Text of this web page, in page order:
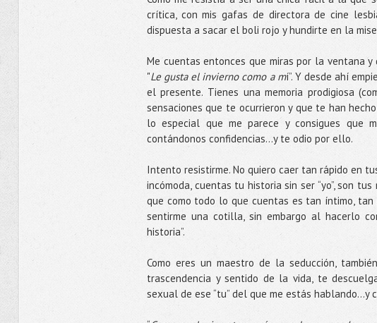
crítica, con mis gafas de directora de cine
dispuesta a sacar el boli rojo y hundirte en la
Me cuentas entonces que miras por la ventana
"Le gusta el invierno como a mí”. Y desde ahí
el presente. Tienes una memoria prodigiosa
sensaciones que te ocurrieron y que te han
lo especial que me parece y consigues que
contándonos confidencias…y te odio por ello.
Intento resistirme. No quiero caer tan rápido en
incómoda, cuentas tu historia sin ser “yo”, son
que como todo lo que cuentas es tan íntimo, tan
sentirme una cotilla, sin embargo al hacerlo
historia”.
Como eres un maestro de la seducción,
trascendencia y sentido de la vida, te
sexual de ese “tu” del que me estás hablando…y